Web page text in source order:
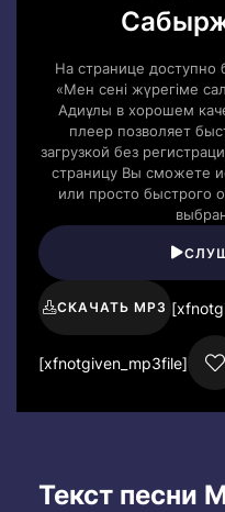
На странице доступно
«Мен сені жүрегіме
Адиұлы в хорошем
плеер позволяет
загрузкой без
страницу Вы сможете
или просто быстрого
СКАЧАТЬ MP3
[xfnotgiven_mp3file]
Текст песни